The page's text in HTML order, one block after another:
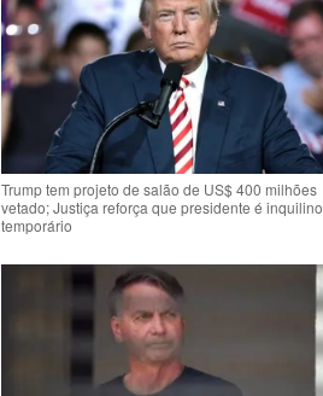
Trump tem projeto de salão de US$ 400 milhões
vetado; Justiça reforça que presidente é inquilino
temporário